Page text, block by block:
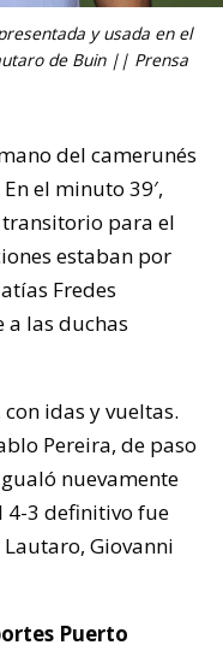
y usada en el
de Buin || Prensa
del camerunés
el minuto 39′,
para el
estaban por
Fredes
a las duchas
idas y vueltas.
Pereira, de paso
nuevamente
4-3 definitivo fue
Giovanni
Puerto